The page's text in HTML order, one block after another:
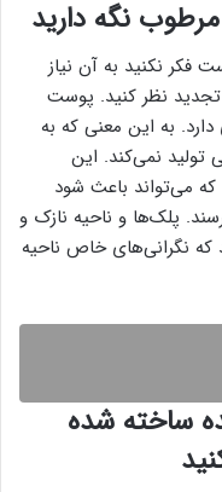
نکنید به آن نیاز
نظر کنید. پوست
به این معنی که به
تولید نمی‌کند. این
می‌تواند باعث شود
پلک‌ها و ناحیه نازک و
نگرانی‌های خاص ناحیه
ساخته شده